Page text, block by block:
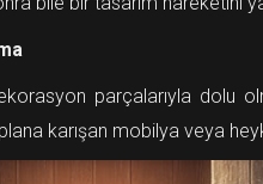
parçalarıyla dolu
karışan mobilya veya